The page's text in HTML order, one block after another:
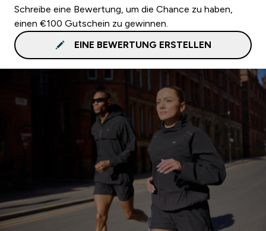
Schreibe eine Bewertung, um die Chance zu haben,
einen €100 Gutschein zu gewinnen.
EINE BEWERTUNG ERSTELLEN